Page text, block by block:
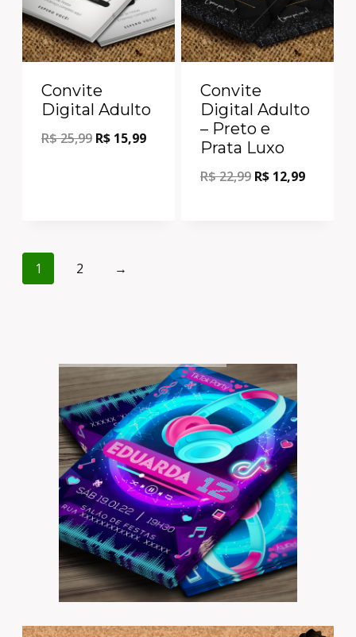
Convite
Digital Adulto
R$25,99 R$ 15,99
Convite
Digital Adulto
– Preto e
Prata Luxo
R$22,99 R$ 12,99
1 2 →